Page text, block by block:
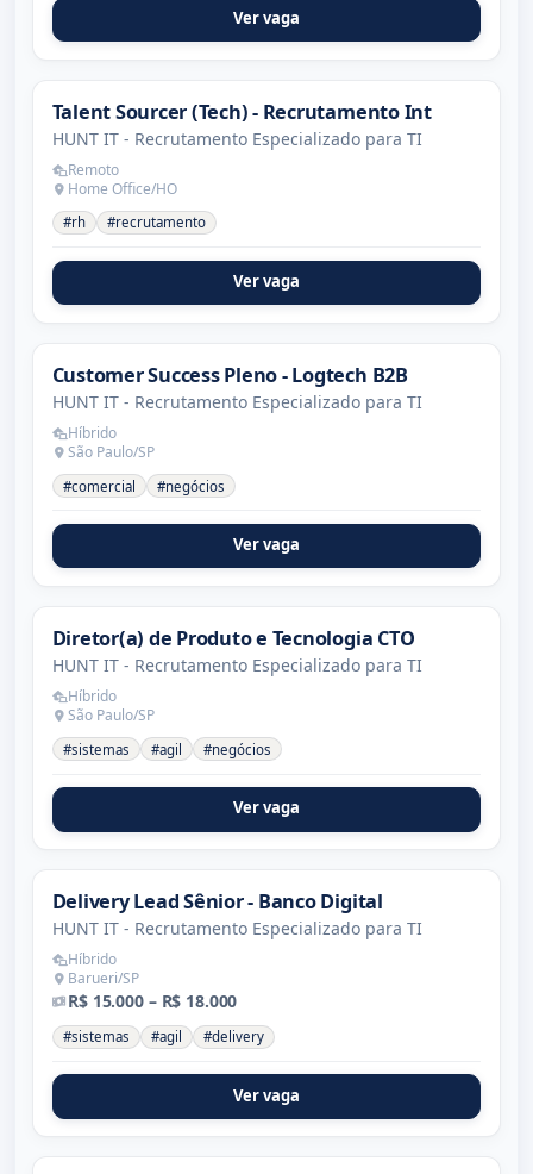
Ver vaga
Talent Sourcer (Tech) - Recrutamento Int
HUNT IT - Recrutamento Especializado para TI
Remoto
Home Office/HO
#rh #recrutamento
Ver vaga
Customer Success Pleno - Logtech B2B
HUNT IT - Recrutamento Especializado para TI
Híbrido
São Paulo/SP
#comercial #negócios
Ver vaga
Diretor(a) de Produto e Tecnologia CTO
HUNT IT - Recrutamento Especializado para TI
Híbrido
São Paulo/SP
#sistemas #agil #negócios
Ver vaga
Delivery Lead Sênior - Banco Digital
HUNT IT - Recrutamento Especializado para TI
Híbrido
Barueri/SP
R$ 15.000 – R$ 18.000
#sistemas #agil #delivery
Ver vaga